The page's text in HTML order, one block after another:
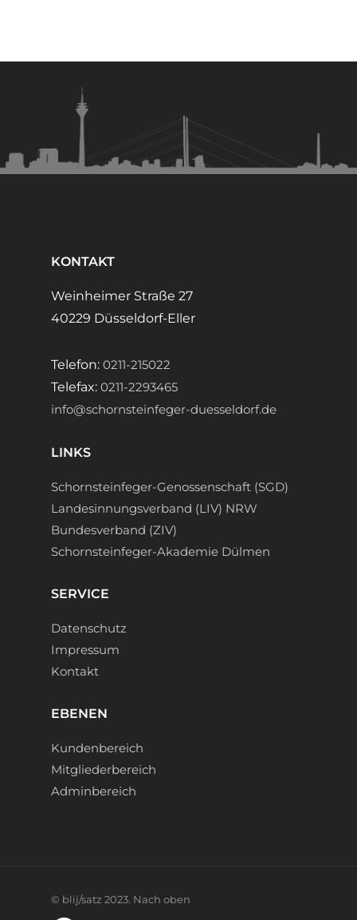
KONTAKT
Weinheimer Straße 27
40229 Düsseldorf-Eller
Telefon: 0211-215022
Telefax: 0211-2293465
info@schornsteinfeger-duesseldorf.de
LINKS
Schornsteinfeger-Genossenschaft (SGD)
Landesinnungsverband (LIV) NRW
Bundesverband (ZIV)
Schornsteinfeger-Akademie Dülmen
SERVICE
Datenschutz
Impressum
Kontakt
EBENEN
Kundenbereich
Mitgliederbereich
Adminbereich
© blij/satz 2023. Nach oben